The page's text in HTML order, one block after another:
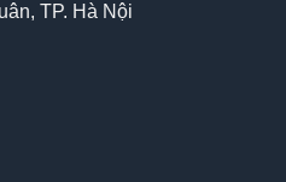
TP. Hà Nội